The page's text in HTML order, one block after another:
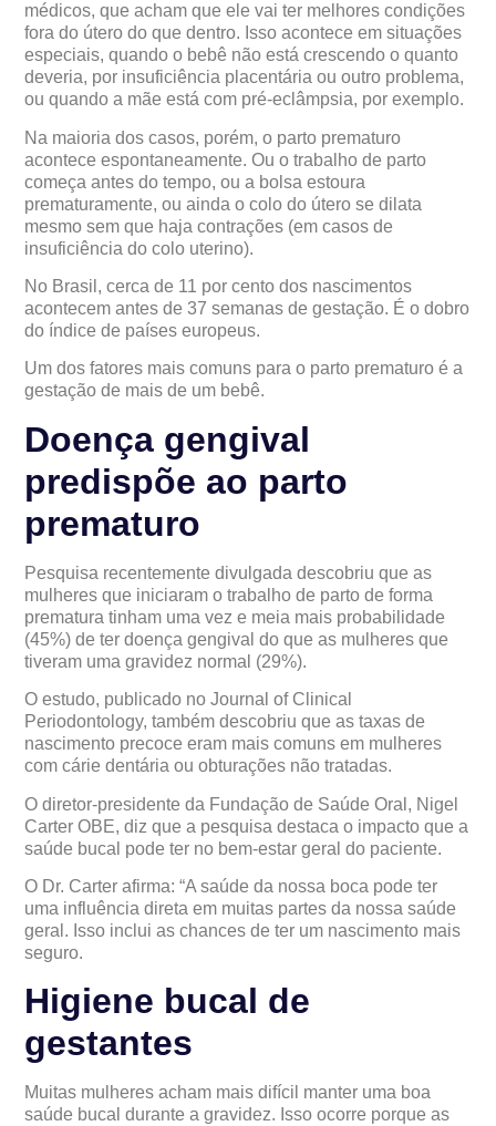
médicos, que acham que ele vai ter melhores condições
fora do útero do que dentro. Isso acontece em situações
especiais, quando o bebê não está crescendo o quanto
deveria, por insuficiência placentária ou outro problema,
ou quando a mãe está com pré-eclâmpsia, por exemplo.
Na maioria dos casos, porém, o parto prematuro
acontece espontaneamente. Ou o trabalho de parto
começa antes do tempo, ou a bolsa estoura
prematuramente, ou ainda o colo do útero se dilata
mesmo sem que haja contrações (em casos de
insuficiência do colo uterino).
No Brasil, cerca de 11 por cento dos nascimentos
acontecem antes de 37 semanas de gestação. É o dobro
do índice de países europeus.
Um dos fatores mais comuns para o parto prematuro é a
gestação de mais de um bebê.
Doença gengival
predispõe ao parto
prematuro
Pesquisa recentemente divulgada descobriu que as
mulheres que iniciaram o trabalho de parto de forma
prematura tinham uma vez e meia mais probabilidade
(45%) de ter doença gengival do que as mulheres que
tiveram uma gravidez normal (29%).
O estudo, publicado no Journal of Clinical
Periodontology, também descobriu que as taxas de
nascimento precoce eram mais comuns em mulheres
com cárie dentária ou obturações não tratadas.
O diretor-presidente da Fundação de Saúde Oral, Nigel
Carter OBE, diz que a pesquisa destaca o impacto que a
saúde bucal pode ter no bem-estar geral do paciente.
O Dr. Carter afirma: “A saúde da nossa boca pode ter
uma influência direta em muitas partes da nossa saúde
geral. Isso inclui as chances de ter um nascimento mais
seguro.
Higiene bucal de
gestantes
Muitas mulheres acham mais difícil manter uma boa
saúde bucal durante a gravidez. Isso ocorre porque as